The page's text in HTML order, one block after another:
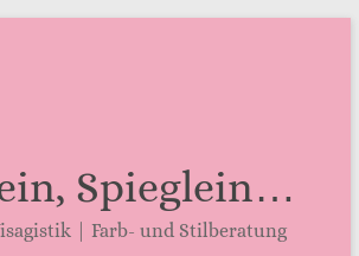
Spieglein…
| Farb- und Stilberatung